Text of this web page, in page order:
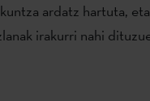
ardatz hartuta,
irakurri nahi